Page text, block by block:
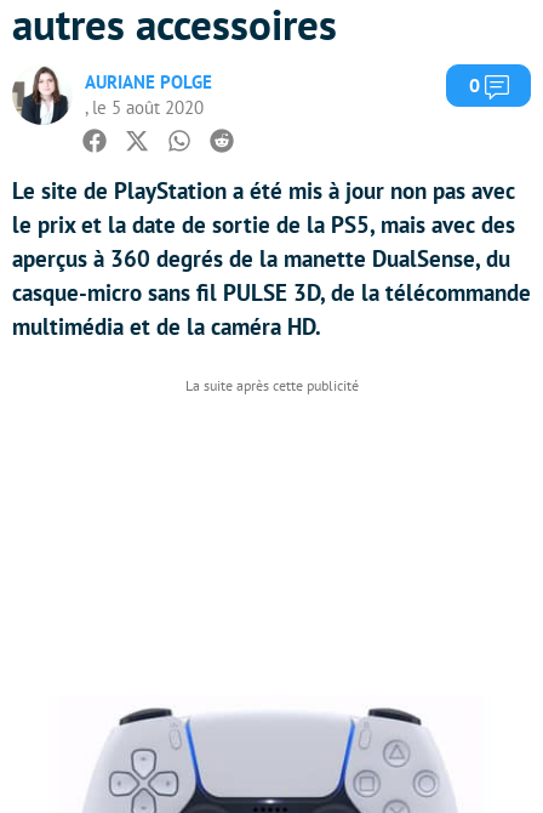
autres accessoires
AURIANE POLGE
, le 5 août 2020
0
Facebook
TwitterWhatsapp
Reddit
Le site de PlayStation a été mis à jour non pas avec
le prix et la date de sortie de la PS5, mais avec des
aperçus à 360 degrés de la manette DualSense, du
casque-micro sans fil PULSE 3D, de la télécommande
multimédia et de la caméra HD.